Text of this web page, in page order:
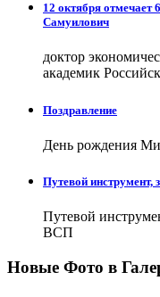
12 октября
Самуилович
доктор
академик
Поздравление
День рождения
Путевой инструмент,
Путевой
ВСП
Новые Фото в